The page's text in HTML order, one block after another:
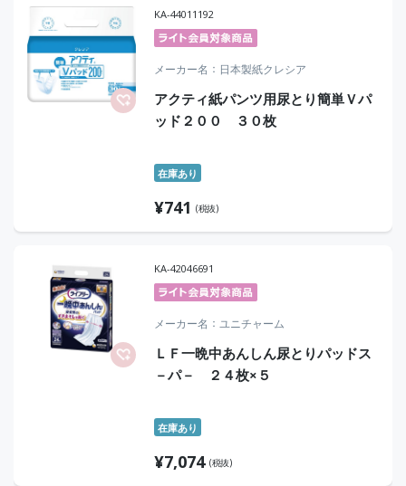
KA-44011192
メーカー名 日本製紙クレシア
アクティ紙パンツ用尿とり簡単Ｖパ
ッド２００ ３０枚
在庫あり
¥741 (税抜)
KA-42046691
メーカー名 ユニチャーム
ＬＦ一晩中あんしん尿とりパッドス
－パ－ ２４枚×５
在庫あり
¥7,074 (税抜)